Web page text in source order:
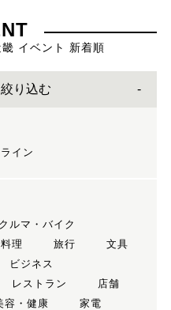
イベント 新着順
り込む
イン
クルマ・バイク
料理 旅行
文具
ビジネス
レストラン
店舗
容・健康
家電